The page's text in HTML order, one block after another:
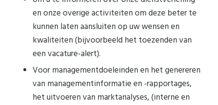
en onze overige activiteiten om deze beter te
kunnen laten aansluiten op uw wensen en
kwaliteiten (bijvoorbeeld het toezenden van
een vacature-alert).
Voor managementdoeleinden en het genereren
van managementinformatie en -rapportages,
het uitvoeren van marktanalyses, (interne en